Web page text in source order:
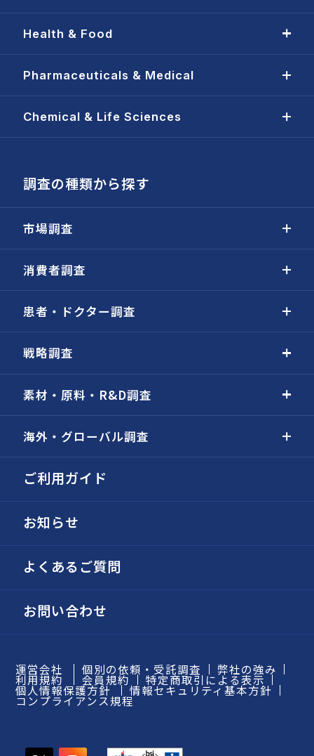
Health & Food
Pharmaceuticals & Medical
Chemical & Life Sciences
調査の種類から探す
市場調査
消費者調査
患者・ドクター調査
戦略調査
素材・原料・R&D調査
海外・グローバル調査
ご利用ガイド
お知らせ
よくあるご質問
お問い合わせ
運営会社 個別の依頼・受託調査 弊社の強み
利用規約 会員規約 特定商取引による表示
個人情報保護方針 情報セキュリティ基本方針
コンプライアンス規程